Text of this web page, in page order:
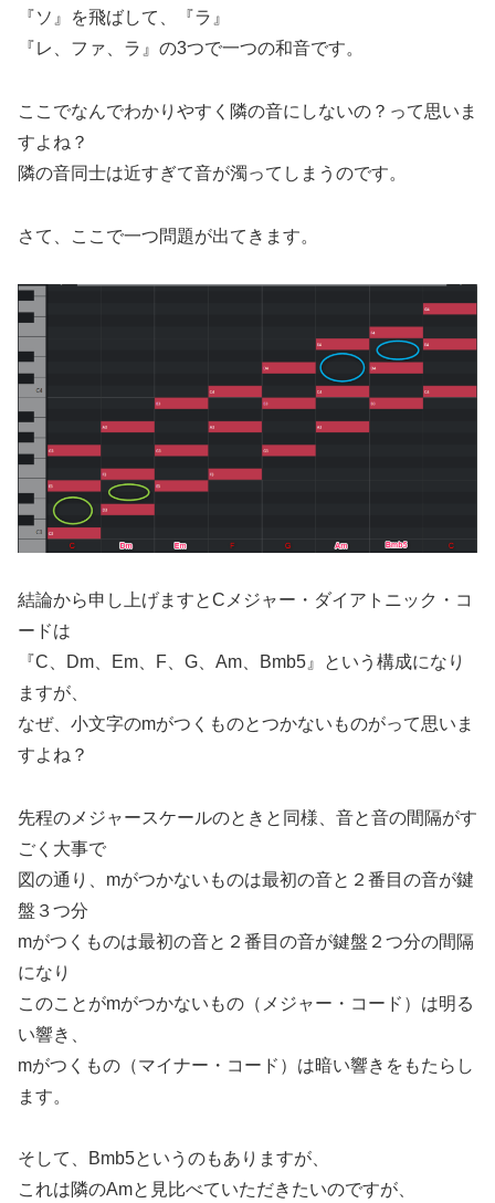
『ソ』を飛ばして、『ラ』
『レ、ファ、ラ』の3つで一つの和音です。
ここでなんでわかりやすく隣の音にしないの？って思いま
すよね？
隣の音同士は近すぎて音が濁ってしまうのです。
さて、ここで一つ問題が出てきます。
結論から申し上げますとCメジャー・ダイアトニック・コ
ードは
『C、Dm、Em、F、G、Am、Bmb5』という構成になり
ますが、
なぜ、小文字のmがつくものとつかないものがって思いま
すよね？
先程のメジャースケールのときと同様、音と音の間隔がす
ごく大事で
図の通り、mがつかないものは最初の音と２番目の音が鍵
盤３つ分
mがつくものは最初の音と２番目の音が鍵盤２つ分の間隔
になり
このことがmがつかないもの（メジャー・コード）は明る
い響き、
mがつくもの（マイナー・コード）は暗い響きをもたらし
ます。
そして、Bmb5というのもありますが、
これは隣のAmと見比べていただきたいのですが、